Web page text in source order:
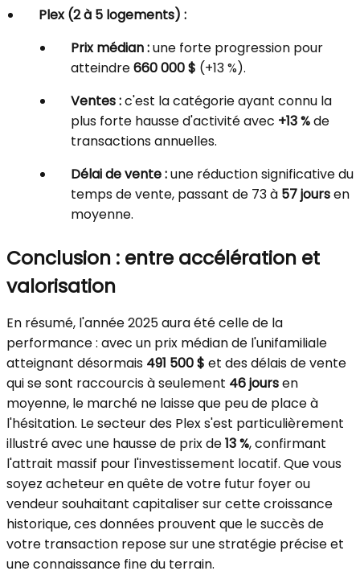
Plex (2 à 5 logements) :
Prix médian :une forte progression pour
atteindre660 000 $ (+13 %).
Ventes :c'est la catégorie ayant connu la
plus forte hausse d'activité avec +13 %de
transactions annuelles.
Délai de vente :une réduction significative du
temps de vente, passant de 73 à 57 joursen
moyenne.
Conclusion : entre accélération et
valorisation
En résumé, l'année 2025 aura été celle de la
performance : avec un prix médian de l'unifamiliale
atteignant désormais 491 500 $ et des délais de vente
qui se sont raccourcis à seulement 46 joursen
moyenne, le marché ne laisse que peu de place à
l'hésitation. Le secteur des Plex s'est particulièrement
illustré avec une hausse de prix de13 %, confirmant
l'attrait massif pour l'investissement locatif. Que vous
soyez acheteur en quête de votre futur foyer ou
vendeur souhaitant capitaliser sur cette croissance
historique, ces données prouvent que le succès de
votre transaction repose sur une stratégie précise et
une connaissance fine du terrain.